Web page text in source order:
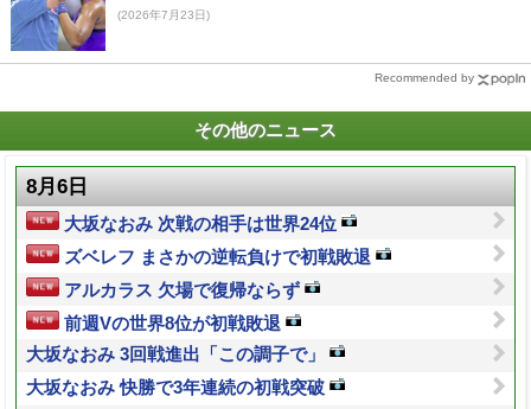
(2026年7月23日)
Recommended by
その他のニュース
8月6日
大坂なおみ 次戦の相手は世界24位
ズベレフ まさかの逆転負けで初戦敗退
アルカラス 欠場で復帰ならず
前週Vの世界8位が初戦敗退
大坂なおみ 3回戦進出「この調子で」
大坂なおみ 快勝で3年連続の初戦突破